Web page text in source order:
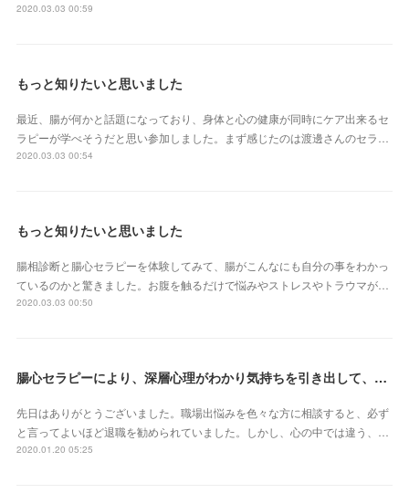
2020.03.03 00:59
もっと知りたいと思いました
最近、腸が何かと話題になっており、身体と心の健康が同時にケア出来るセ
ラピーが学べそうだと思い参加しました。まず感じたのは渡邊さんのセラ…
2020.03.03 00:54
もっと知りたいと思いました
腸相診断と腸心セラピーを体験してみて、腸がこんなにも自分の事をわかっ
ているのかと驚きました。お腹を触るだけで悩みやストレスやトラウマが…
2020.03.03 00:50
腸心セラピーにより、深層心理がわかり気持ちを引き出して、オーラも変わった気がします
先日はありがとうございました。職場出悩みを色々な方に相談すると、必ず
と言ってよいほど退職を勧められていました。しかし、心の中では違う、…
2020.01.20 05:25